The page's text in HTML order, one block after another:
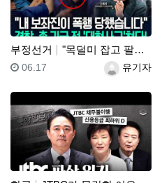
부정선거 "목덜미 잡고 팔목 비틀었다!"…"경찰, 민노총엔 아무…
등록자유기자
등록일
06.17